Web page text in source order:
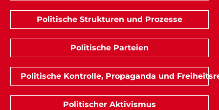
Politische Strukturen und Prozesse
Politische Parteien
Politische Kontrolle, Propaganda und
Politischer Aktivismus